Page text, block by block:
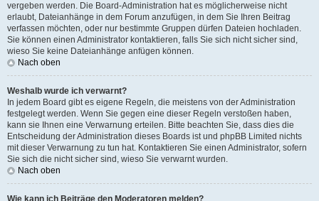
vergeben werden. Die Board-Administration hat es möglicherweise nicht
erlaubt, Dateianhänge in dem Forum anzufügen, in dem Sie Ihren Beitrag
verfassen möchten, oder nur bestimmte Gruppen dürfen Dateien hochladen.
Sie können einen Administrator kontaktieren, falls Sie sich nicht sicher sind,
wieso Sie keine Dateianhänge anfügen können.
Nach oben
Weshalb wurde ich verwarnt?
In jedem Board gibt es eigene Regeln, die meistens von der Administration
festgelegt werden. Wenn Sie gegen eine dieser Regeln verstoßen haben,
kann sie Ihnen eine Verwarnung erteilen. Bitte beachten Sie, dass dies die
Entscheidung der Administration dieses Boards ist und phpBB Limited nichts
mit dieser Verwarnung zu tun hat. Kontaktieren Sie einen Administrator, sofern
Sie sich die nicht sicher sind, wieso Sie verwarnt wurden.
Nach oben
Wie kann ich Beiträge den Moderatoren melden?